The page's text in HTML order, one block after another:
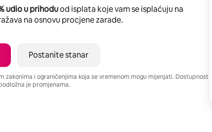
udio u prihoduod isplata koje vam se isplaćuju na
na osnovu procjene zarade.
Postanite stanar
zakonima i ograničenjima koja se vremenom mogu mijenjati. Dostupnost
je promjenama.